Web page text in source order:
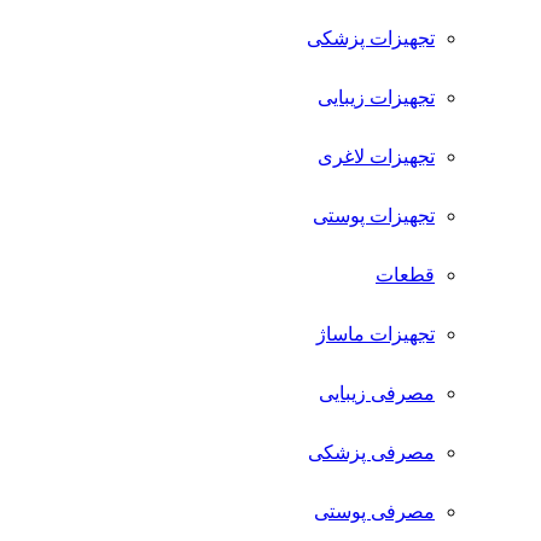
تجهیزات پزشکی
تجهیزات زیبایی
تجهیزات لاغری
تجهیزات پوستی
قطعات
تجهیزات ماساژ
مصرفی زیبایی
مصرفی پزشکی
مصرفی پوستی